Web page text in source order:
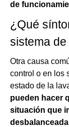
de
¿Qué
sistema
Otra causa
control o en los
estado de la
pueden hacer
situación que